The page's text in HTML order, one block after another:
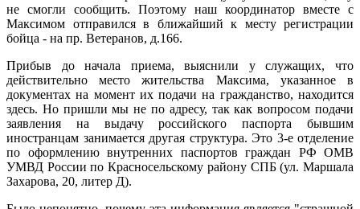
не смогли сообщить. Поэтому наш координатор вместе с
Максимом отправился в ближайший к месту регистрации
бойца - на пр. Ветеранов, д.166.
Прибыв до начала приема, выяснили у служащих, что
действительно место жительства Максима, указанное в
документах на момент их подачи на гражданство, находится
здесь. Но пришли мы не по адресу, так как вопросом подачи
заявления на выдачу российского паспорта бывшим
иностранцам занимается другая структура. Это 3-е отделение
по оформлению внутренних паспортов граждан РФ ОМВ
УМВД России по Красносельскому району СПБ (ул. Маршала
Захарова, 20, литер Д).